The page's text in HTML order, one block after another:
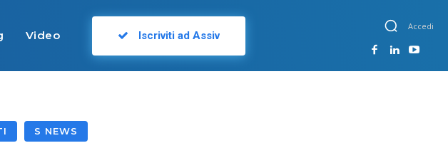
Video Iscriviti ad Assiv
Accedi
S NEWS